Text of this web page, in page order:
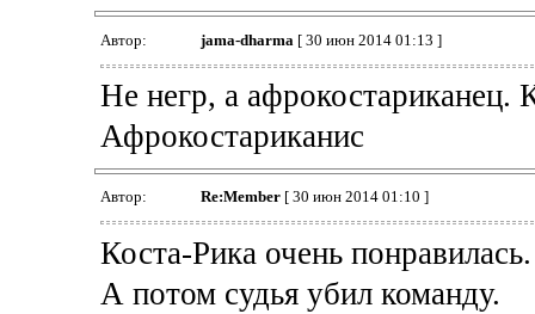
Автор: jama-dharma[ 30 июн 2014 01:13 ]
Не негр, а
Афрокостариканис
Автор: Re:Member[ 30 июн 2014 01:10 ]
Коста-Рика очень
А потом судья убил команду.